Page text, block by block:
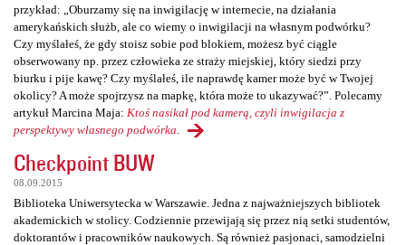
przykład: „Oburzamy się na inwigilację w internecie, na działania
amerykańskich służb, ale co wiemy o inwigilacji na własnym podwórku?
Czy myślałeś, że gdy stoisz sobie pod blokiem, możesz być ciągle
obserwowany np. przez człowieka ze straży miejskiej, który siedzi przy
biurku i pije kawę? Czy myślałeś, ile naprawdę kamer może być w Twojej
okolicy? A może spojrzysz na mapkę, która może to ukazywać?”. Polecamy
artykuł Marcina Maja: Ktoś nasikał pod kamerą, czyli inwigilacja z
perspektywy własnego podwórka
Checkpoint BUW
08.09.2015
Biblioteka Uniwersytecka w Warszawie. Jedna z najważniejszych bibliotek
akademickich w stolicy. Codziennie przewijają się przez nią setki studentów,
doktorantów i pracowników naukowych. Są również pasjonaci, samodzielni